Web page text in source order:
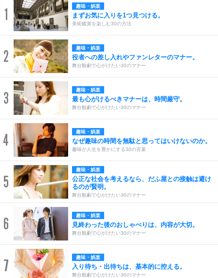
1 趣味・娯楽
まずお気に入りを1つ見つける。
美術鑑賞を楽しむ30の方法
2 趣味・娯楽
役者への差し入れやファンレターのマナー。
舞台観劇で心がけたい30のマナー
3 趣味・娯楽
最も心がけるべきマナーは、時間厳守。
舞台観劇で心がけたい30のマナー
4 趣味・娯楽
なぜ趣味の時間を無駄と思ってはいけないのか。
趣味が人生を豊かにする30の言葉
5
趣味・娯楽
公正な社会を考えるなら、だふ屋との接触は避け
るのが賢明。
舞台観劇で心がけたい30のマナー
6 趣味・娯楽
見終わった後のおしゃべりは、内容が大切。
舞台観劇で心がけたい30のマナー
7 趣味・娯楽
入り待ち・出待ちは、基本的に控える。
舞台観劇で心がけたい30のマナー